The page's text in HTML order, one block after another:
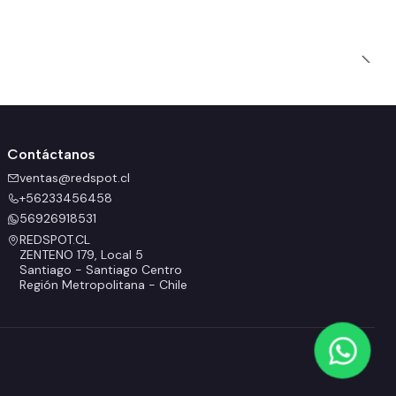
Contáctanos
ventas@redspot.cl
+56233456458
56926918531
REDSPOT.CL
ZENTENO 179, Local 5
Santiago - Santiago Centro
Región Metropolitana - Chile